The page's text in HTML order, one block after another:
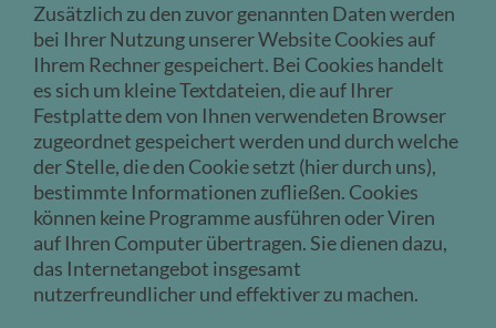
Zusätzlich zu den zuvor genannten Daten werden
bei Ihrer Nutzung unserer Website Cookies auf
Ihrem Rechner gespeichert. Bei Cookies handelt
es sich um kleine Textdateien, die auf Ihrer
Festplatte dem von Ihnen verwendeten Browser
zugeordnet gespeichert werden und durch welche
der Stelle, die den Cookie setzt (hier durch uns),
bestimmte Informationen zufließen. Cookies
können keine Programme ausführen oder Viren
auf Ihren Computer übertragen. Sie dienen dazu,
das Internetangebot insgesamt
nutzerfreundlicher und effektiver zu machen.